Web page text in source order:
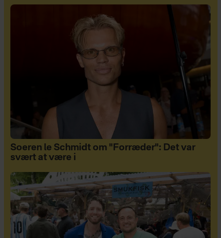
Soeren le Schmidt om "Forræder": Det var
svært at være i